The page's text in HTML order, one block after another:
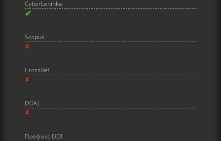
CyberLeninka
✔
Scopus
✘
CrossRef
✘
DOAJ
✘
Префикс DOI